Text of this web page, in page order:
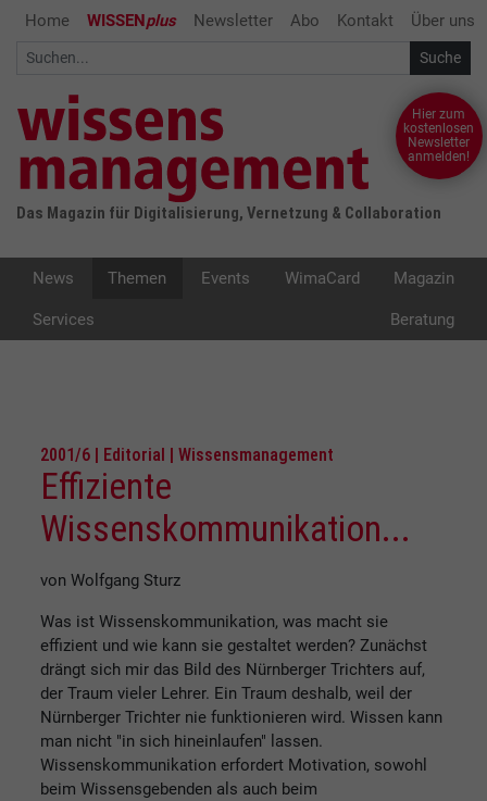
Home WISSENplus Newsletter Abo Kontakt Über uns
Das Magazin für Digitalisierung, Vernetzung & Collaboration
Hier zum
kostenlosen
Newsletter
anmelden!
News Themen Events WimaCard Magazin
Services Beratung
2001/6 | Editorial | Wissensmanagement
Effiziente
Wissenskommunikation...
von Wolfgang Sturz
Was ist Wissenskommunikation, was macht sie
effizient und wie kann sie gestaltet werden? Zunächst
drängt sich mir das Bild des Nürnberger Trichters auf,
der Traum vieler Lehrer. Ein Traum deshalb, weil der
Nürnberger Trichter nie funktionieren wird. Wissen kann
man nicht "in sich hineinlaufen" lassen.
Wissenskommunikation erfordert Motivation, sowohl
beim Wissensgebenden als auch beim